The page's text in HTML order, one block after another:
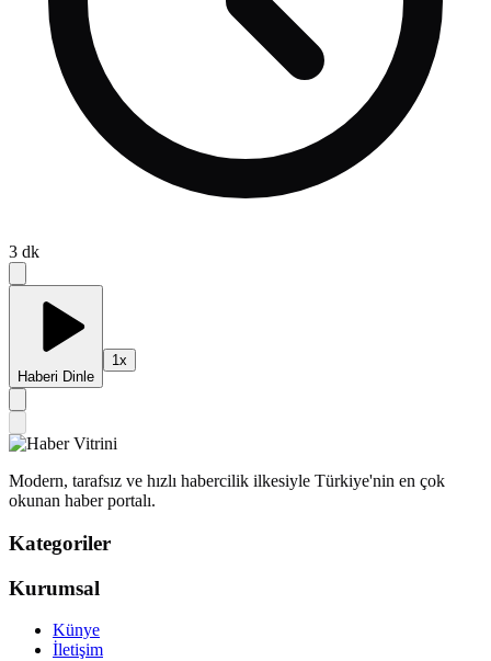
3 dk
Haberi Dinle
1x
Modern, tarafsız ve hızlı habercilik ilkesiyle Türkiye'nin en çok
okunan haber portalı.
Kategoriler
Kurumsal
Künye
İletişim